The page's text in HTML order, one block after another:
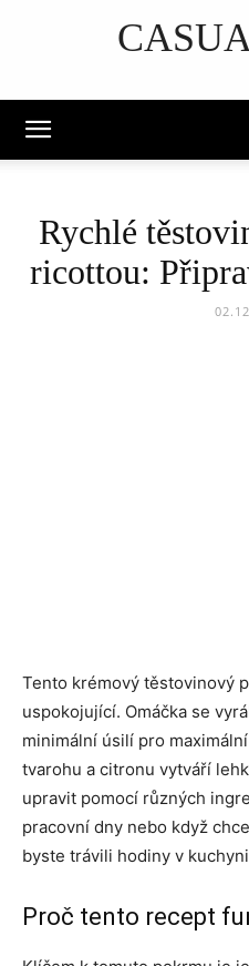
Rychlé
ricottou:
Tento krémový těstovinový
uspokojující. Omáčka se
minimální úsilí pro
tvarohu a citronu vytváří
upravit pomocí různých
pracovní dny nebo když
byste trávili hodiny v
Proč tento recept